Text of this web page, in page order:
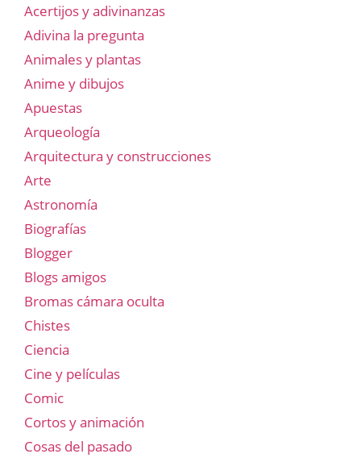
Acertijos y adivinanzas
Adivina la pregunta
Animales y plantas
Anime y dibujos
Apuestas
Arqueología
Arquitectura y construcciones
Arte
Astronomía
Biografías
Blogger
Blogs amigos
Bromas cámara oculta
Chistes
Ciencia
Cine y películas
Comic
Cortos y animación
Cosas del pasado